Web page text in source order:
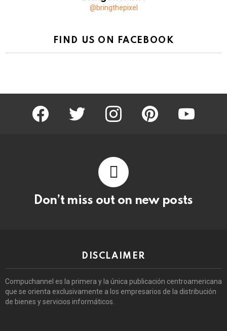
@bringthepixel
FIND US ON FACEBOOK
facebook twitter instagram pinterest youtube
Don’t miss out on new posts
DISCLAIMER
Compuchannel es la primera y la única publicación centroamericana
que se orienta exclusivamente a los empresarios de la distribución
de bienes y servicios informáticos.